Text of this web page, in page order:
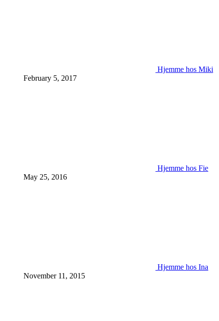
Hjemme hos Miki
February 5, 2017
Hjemme hos Fie
May 25, 2016
Hjemme hos Ina
November 11, 2015